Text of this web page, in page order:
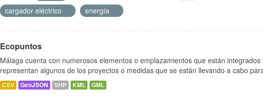
cargador eléctrico
energía
Ecopuntos
Málaga cuenta con numerosos elementos o emplazamientos que están
representan algunos de los proyectos o medidas que se están llevando a cabo
CSV GeoJSON SHP KML GML